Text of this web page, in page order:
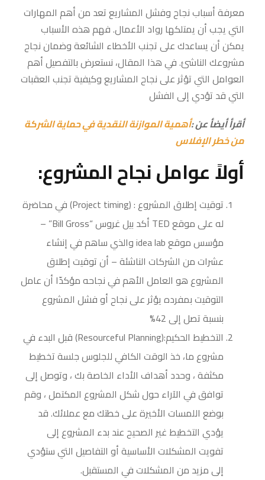
معرفة أسباب نجاح وفشل المشاريع تعد من أهم المهارات
التي يجب أن يمتلكها رواد الأعمال. فهم هذه الأسباب
يمكن أن يساعدك على تجنب الأخطاء الشائعة وضمان نجاح
مشروعك الناشئ. في هذا المقال، نستعرض بالتفصيل أهم
العوامل التي تؤثر على نجاح المشاريع وكيفية تجنب العقبات
التي قد تؤدي إلى الفشل
أقرأ أيضأ عن:أهمية الموازنة النقدية في حماية الشركة
من خطر الإفلاس
أولاً عوامل نجاح المشروع:
توقيت إطلاق المشروع : (Project timing) في محاضرة
له على موقع TED أكد بيل غروس “Bill Gross” –
مؤسس موقع idea lab والذي ساهم في إنشاء
عشرات من الشركات الناشئة – أن توقيت إطلاق
المشروع هو العامل الأهم في نجاحه مؤكدّا أن عامل
التوقيت بمفرده يؤثر على نجاح أو فشل المشروع
بنسبة تصل إلى 42%
التخطيط الحكيم:(Resourceful Planning) قبل البدء في
مشروع ما، خذ الوقت الكافي للجلوس جلسة تخطيط
مكثفة ، وحدد أهداف الأداء الخاصة بك ، وتوصل إلى
توافق في الآراء حول شكل المشروع المكتمل ، وقم
بوضع اللمسات الأخيرة على خطتك مع عملائك. قد
يؤدي التخطيط غير الصحيح عند بدء المشروع إلى
تفويت المشكلات الأساسية أو التفاصيل التي ستؤدي
إلى مزيد من المشكلات في المستقبل.